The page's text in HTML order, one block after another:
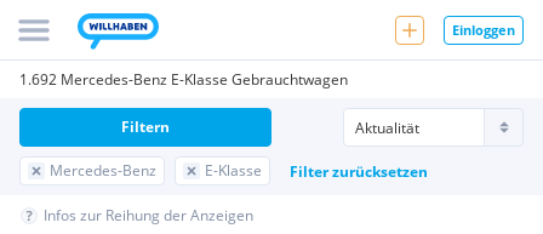
Einloggen
1.692 Mercedes-Benz E-Klasse Gebrauchtwagen
Mercedes-Benz E-Klasse Filter zurücksetzen
Filtern
Infos zur Reihung der Anzeigen